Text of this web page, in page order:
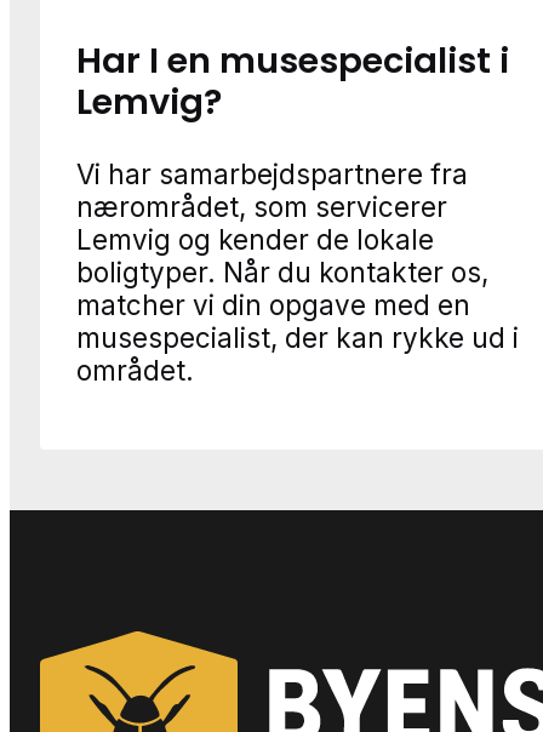
Har I en musespecialist i
Lemvig?
Vi har samarbejdspartnere fra
nærområdet, som servicerer
Lemvig og kender de lokale
boligtyper. Når du kontakter os,
matcher vi din opgave med en
musespecialist, der kan rykke ud i
området.